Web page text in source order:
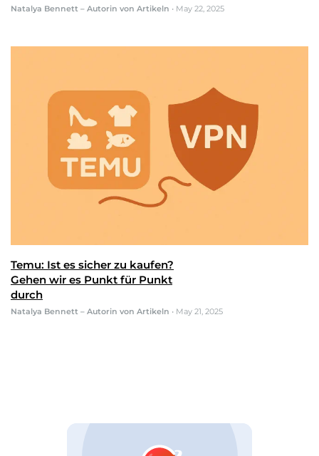
Natalya Bennett – Autorin von Artikeln • May 22, 2025
Temu: Ist es sicher zu kaufen?
Gehen wir es Punkt für Punkt
durch
Natalya Bennett – Autorin von Artikeln • May 21, 2025